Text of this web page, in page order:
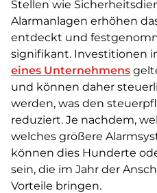
Stellen wie
Alarmanlagen erhöhen
entdeckt und
signifikant. Investitionen
eines Unternehmens
und können daher
werden, was den
reduziert. Je nachdem,
welches größere
können dies Hunderte
sein, die im Jahr der
Vorteile bringen.